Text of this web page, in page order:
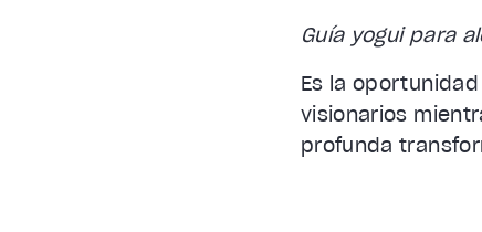
Guía yogui para
Es la
visionarios
profunda